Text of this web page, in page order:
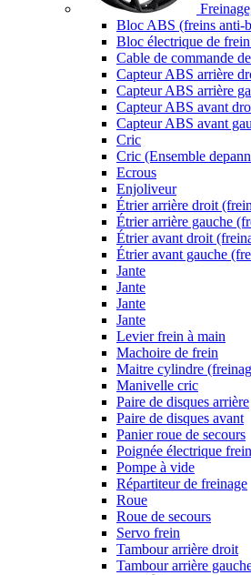
Bloc ABS (freins anti-
Bloc électrique de
Cable de commande
Capteur ABS arrière
Capteur ABS arrière
Capteur ABS avant
Capteur ABS avant
Cric
Cric (Ensemble
Ecrous
Enjoliveur
Étrier arrière droit
Étrier arrière gauche
Étrier avant droit
Étrier avant gauche
Jante
Jante
Jante
Jante
Levier frein à main
Machoire de frein
Maitre cylindre
Manivelle cric
Paire de disques arrière
Paire de disques avant
Panier roue de secours
Poignée électrique
Pompe à vide
Répartiteur de freinage
Roue
Roue de secours
Servo frein
Tambour arrière droit
Tambour arrière